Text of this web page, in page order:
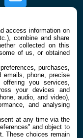
access information on
combine and share
collected on this
of us, or obtained
purchases,
emails, phone, precise
you services,
your devices and
audio, and video),
and analysing
at any time via the
and object to
These choices remain